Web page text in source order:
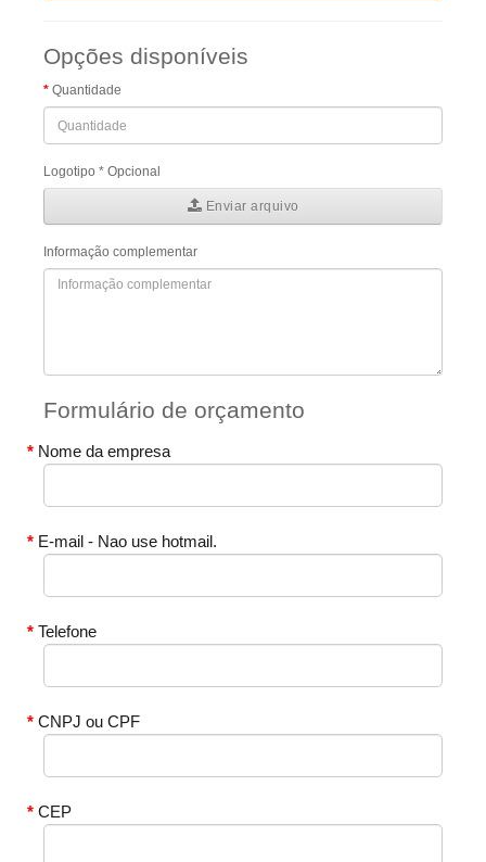
Opções disponíveis
Quantidade
Logotipo * Opcional
Enviar arquivo
Informação complementar
Formulário de orçamento
Nome da empresa
E-mail - Nao use hotmail.
Telefone
CNPJ ou CPF
CEP